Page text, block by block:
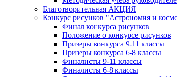
Благотворительная АКЦИЯ
Конкурс рисунков "Астрономия и
Финал конкурса рисунков
Положение о конкурсе рисунков
Призеры конкурса 9-11 классы
Призеры конкурса 6-8 классы
Финалисты 9-11 классы
Финалисты 6-8 классы